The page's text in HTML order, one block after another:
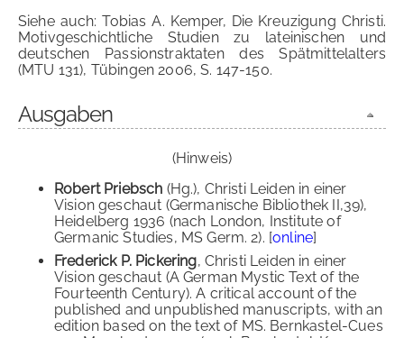
Siehe auch: Tobias A. Kemper, Die Kreuzigung Christi.
Motivgeschichtliche Studien zu lateinischen und
deutschen Passionstraktaten des Spätmittelalters
(MTU 131), Tübingen 2006, S. 147-150.
Ausgaben
(Hinweis)
Robert Priebsch (Hg.), Christi Leiden in einer
Vision geschaut (Germanische Bibliothek II,39),
Heidelberg 1936 (nach London, Institute of
Germanic Studies, MS Germ. 2). [online]
Frederick P. Pickering, Christi Leiden in einer
Vision geschaut (A German Mystic Text of the
Fourteenth Century). A critical account of the
published and unpublished manuscripts, with an
edition based on the text of MS. Bernkastel-Cues